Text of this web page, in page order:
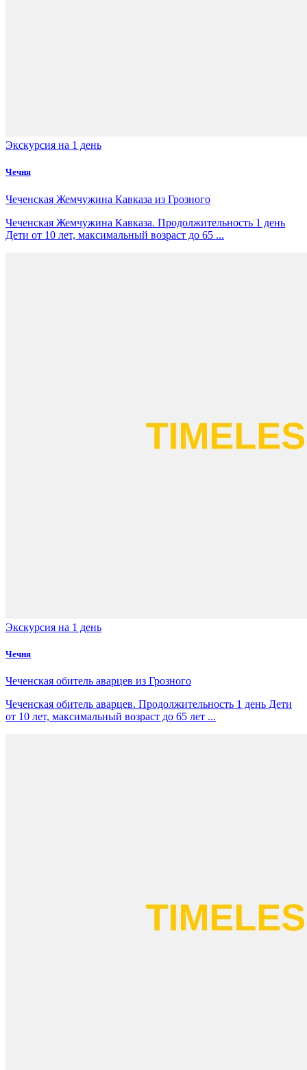
Экскурсия на 1 день
Чечня
Чеченская Жемчужина Кавказа из Грозного
Чеченская Жемчужина Кавказа. Продолжительность 1 день
Дети от 10 лет, максимальный возраст до 65 ...
Экскурсия на 1 день
Чечня
Чеченская обитель аварцев из Грозного
Чеченская обитель аварцев. Продолжительность 1 день Дети
от 10 лет, максимальный возраст до 65 лет ...